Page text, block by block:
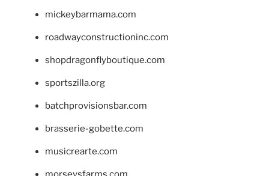
mickeybarmama.com
roadwayconstructioninc.com
shopdragonflyboutique.com
sportszilla.org
batchprovisionsbar.com
brasserie-gobette.com
musicrearte.com